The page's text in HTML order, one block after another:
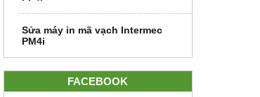
Sửa máy in mã vạch Intermec
PM4i
FACEBOOK